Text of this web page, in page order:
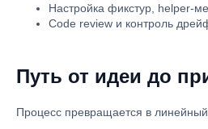
Настройка фикстур, helper-
Code review и контроль
Путь от идеи до
Процесс превращается в